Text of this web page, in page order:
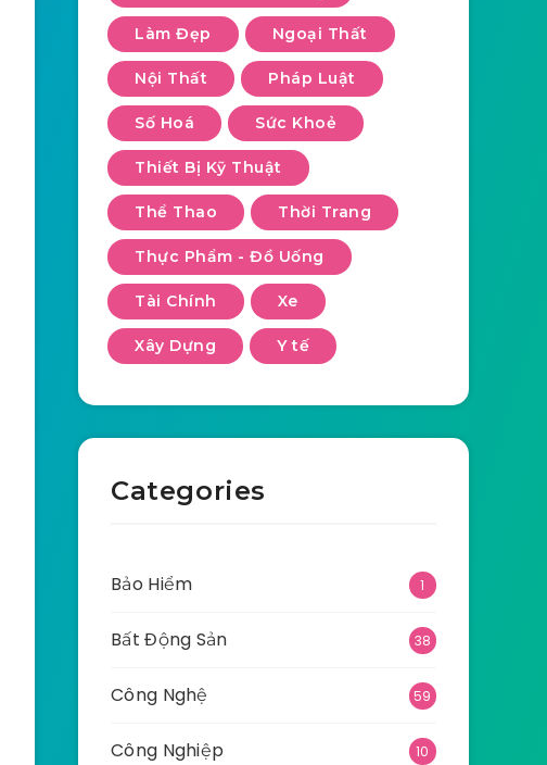
Làm Đẹp Ngoại Thất
Nội Thất Pháp Luật
Số Hoá Sức Khoẻ
Thiết Bị Kỹ Thuật
Thể Thao Thời Trang
Thực Phẩm - Đồ Uống
Tài Chính Xe
Xây Dựng Y tế
Categories
Bảo Hiểm 1
Bất Động Sản 38
Công Nghệ 59
Công Nghiệp 10